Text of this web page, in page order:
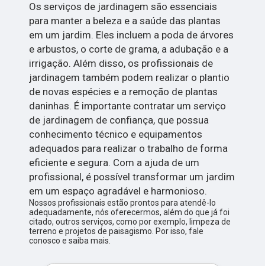
Os serviços de jardinagem são essenciais
para manter a beleza e a saúde das plantas
em um jardim. Eles incluem a poda de árvores
e arbustos, o corte de grama, a adubação e a
irrigação. Além disso, os profissionais de
jardinagem também podem realizar o plantio
de novas espécies e a remoção de plantas
daninhas. É importante contratar um serviço
de jardinagem de confiança, que possua
conhecimento técnico e equipamentos
adequados para realizar o trabalho de forma
eficiente e segura. Com a ajuda de um
profissional, é possível transformar um jardim
em um espaço agradável e harmonioso.
Nossos profissionais estão prontos para atendê-lo
adequadamente, nós oferecermos, além do que já foi
citado, outros serviços, como por exemplo, limpeza de
terreno e projetos de paisagismo. Por isso, fale
conosco e saiba mais.